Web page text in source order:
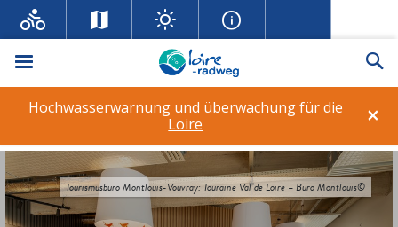
Menü
×
Hochwasserwarnung und überwachung für die
Loire
Tourismusbüro Montlouis-Vouvray: Touraine Val de Loire – Büro Montlouis©